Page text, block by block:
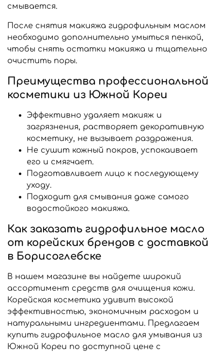
смывается.
После снятия макияжа гидрофильным маслом
необходимо дополнительно умыться пенкой,
чтобы снять остатки макияжа и тщательно
очистить поры.
Преимущества профессиональной
косметики из Южной Кореи
Эффективно удаляет макияж и
загрязнения, растворяет декоративную
косметику, не вызывает раздражения.
Не сушит кожный покров, успокаивает
его и смягчает.
Подготавливает лицо к последующему
уходу.
Подходит для смывания даже самого
водостойкого макияжа.
Как заказать гидрофильное масло
от корейских брендов с доставкой
в Борисоглебске
В нашем магазине вы найдете широкий
ассортимент средств для очищения кожи.
Корейская косметика удивит высокой
эффективностью, экономичным расходом и
натуральными ингредиентами. Предлагаем
купить гидрофильное масло для умывания из
Южной Кореи по доступной цене с